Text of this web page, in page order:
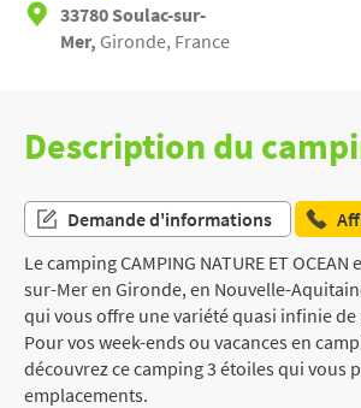
33780 Soulac-sur-
Mer, Gironde, France
Description du
Demande d'informations
Le camping CAMPING NATURE ET
sur-Mer en Gironde, en Nouvelle-
qui vous offre une variété quasi infinie de
Pour vos week-ends ou vacances en
découvrez ce camping 3 étoiles qui vous
emplacements.